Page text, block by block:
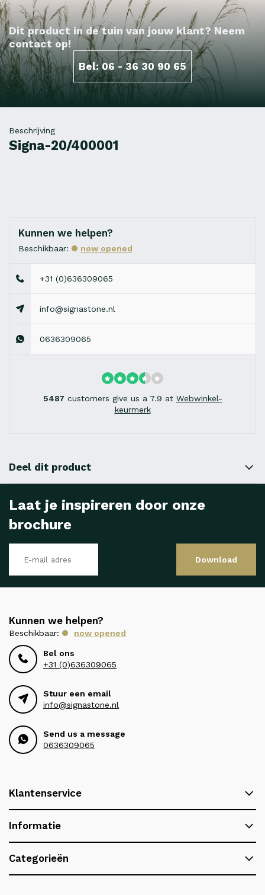
Dit product in de tuin van jouw klant? Neem
contact op!
Bel: 06 - 36 30 90 65
Beschrijving
Signa-20/400001
Kunnen we helpen?
Beschikbaar: now opened
+31 (0)636309065
info@signastone.nl
0636309065
5487 customers give us a 7.9 at Webwinkel-
keurmerk
Deel dit product
Laat je inspireren door onze
brochure
Download
Kunnen we helpen?
Beschikbaar: now opened
Bel ons
+31 (0)636309065
Stuur een email
info@signastone.nl
Send us a message
0636309065
Klantenservice
Informatie
Categorieën